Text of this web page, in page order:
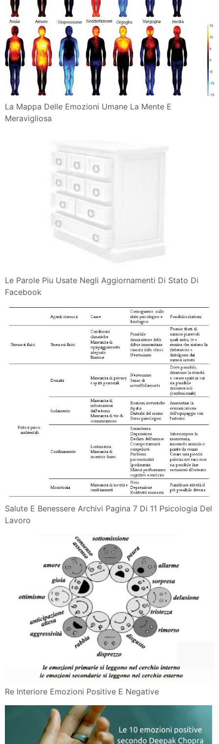
La Mappa Delle Emozioni Umane La Mente E
Meravigliosa
Le Parole Piu Usate Negli Aggiornamenti Di Stato Di
Facebook
Salute E Benessere Archivi Pagina 7 Di 11 Psicologia Del
Lavoro
Re Interiore Emozioni Positive E Negative